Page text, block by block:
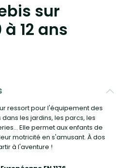
sur
12 ans
ressort pour l'équipement des
les jardins, les parcs, les
Elle permet aux enfants de
motricité en s'amusant. À dos
à l'aventure !